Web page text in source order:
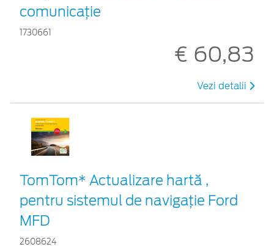
comunicaţie
1730661
€ 60,83
Vezi detalii
TomTom* Actualizare hartă ,
pentru sistemul de navigaţie Ford
MFD
2608624